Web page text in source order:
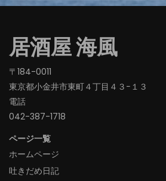
居酒屋 海風
〒184-0011
東京都小金井市東町４丁目４３−１３
電話
042-387-1718‬
ページ一覧
ホームページ
吐きだめ日記